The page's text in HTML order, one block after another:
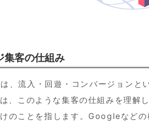
客の仕組み
、流入・回遊・コンバージョン
、このような集客の仕組みを理解
のことを指します。Googleなど